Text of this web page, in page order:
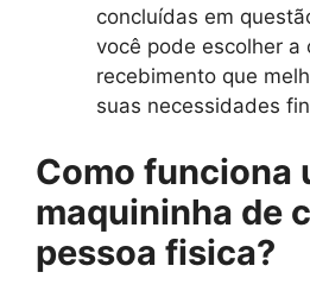
concluídas em
você pode escolher a
recebimento que
suas necessidades
Como funciona
maquininha de
pessoa fisica?